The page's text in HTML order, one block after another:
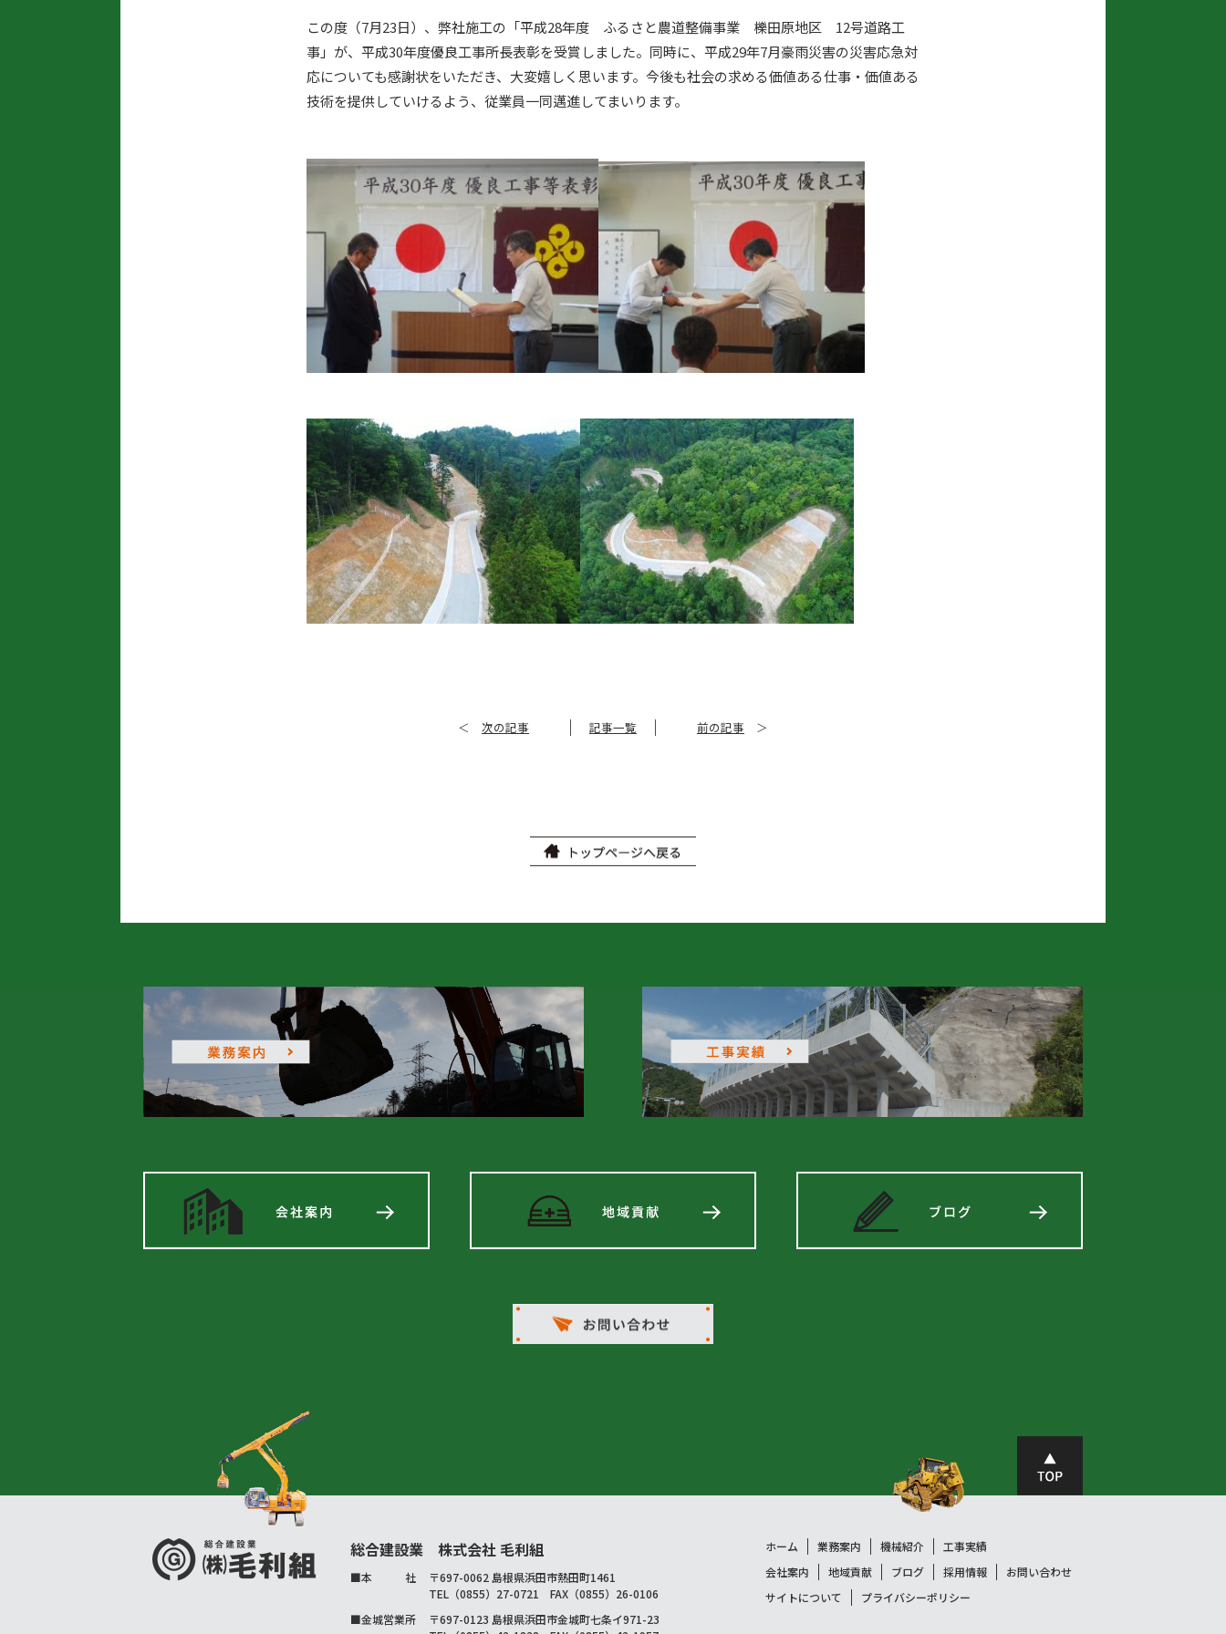
この度（7月23日）、弊社施工の「平成28年度 ふるさと農道整備事業 櫟田原地区 12号道路工
事」が、平成30年度優良工事所長表彰を受賞しました。同時に、平成29年7月豪雨災害の災害応急対
応についても感謝状をいただき、大変嬉しく思います。今後も社会の求める価値ある仕事・価値ある
技術を提供していけるよう、従業員一同邁進してまいります。
＜ 次の記事 記事一覧 前の記事 ＞
総合建設業 株式会社 毛利組
■本 社
〒697-0062 島根県浜田市熱田町1461
TEL（0855）27-0721 FAX（0855）26-0106
■金城営業所
〒697-0123 島根県浜田市金城町七条イ971-23
ホーム 業務案内 機械紹介
工事実績
会社案内
地域貢献 ブログ 採用情報
お問い合わせ
サイトについて
プライバシーポリシー